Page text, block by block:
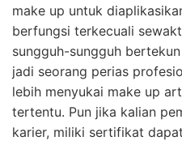
make up untuk
berfungsi terkecuali
sungguh-sungguh
jadi seorang perias
lebih menyukai make up
tertentu. Pun jika kalian
karier, miliki sertifikat